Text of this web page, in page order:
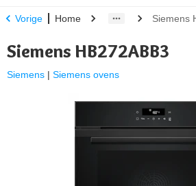
Vorige Home Siemens
Siemens HB272ABB3
Siemens | Siemens ovens